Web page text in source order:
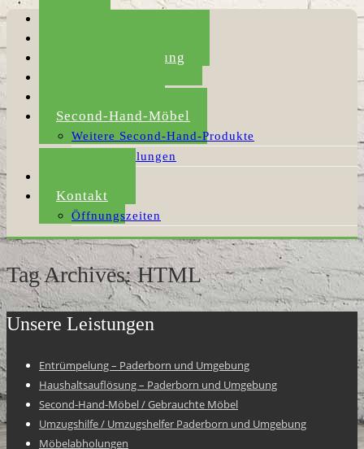
Haushaltsauflösung
Second-Hand-Möbel
Weitere Second-Hand-Produkte
Möbelabholungen
Kontakt
Öffnungszeiten
Tag Archives: HTML
Unsere Leistungen
Entrümpelung – Paderborn und Umgebung
Haushaltsauflösung – Paderborn und Umgebung
Second-Hand-Möbel / Gebrauchte Möbel
Umzugshilfe / Umzugshelfer Paderborn und Umgebung
Möbelabholungen